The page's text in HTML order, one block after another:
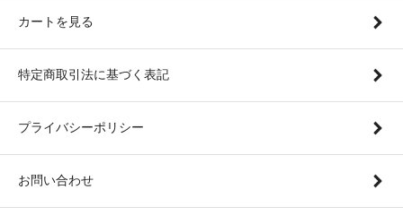
カートを見る
特定商取引法に基づく表記
プライバシーポリシー
お問い合わせ